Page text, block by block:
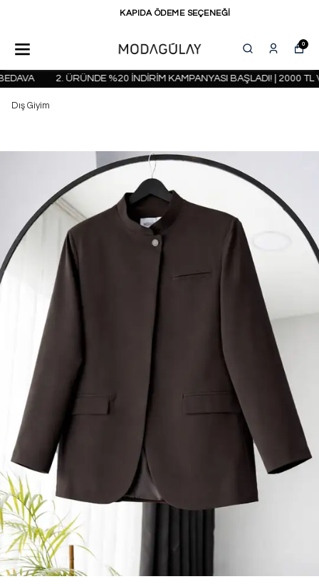
KAPIDA ÖDEME SEÇENEĞİ
0
2. ÜRÜNDE %20 İNDİRİM KAMPANYASI BAŞLADI! | 2000 TL
Dış Giyim